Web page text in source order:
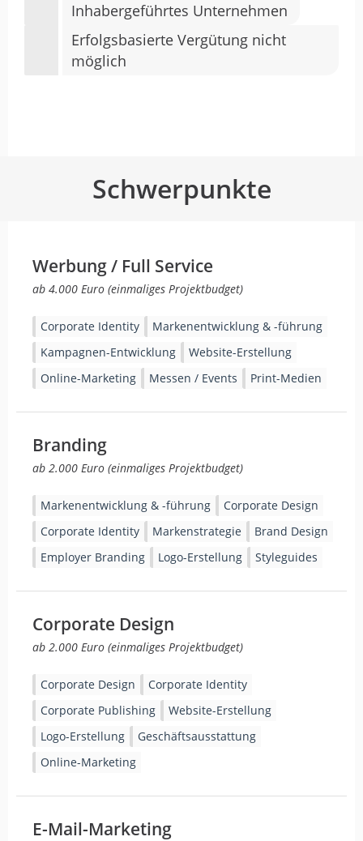
Inhabergeführtes Unternehmen
Erfolgsbasierte Vergütung nicht
möglich
Schwerpunkte
Werbung / Full Service
ab 4.000 Euro (einmaliges Projektbudget)
Corporate Identity
Markenentwicklung & -führung
Kampagnen-Entwicklung
Website-Erstellung
Online-Marketing
Messen / Events Print-Medien
Branding
ab 2.000 Euro (einmaliges Projektbudget)
Markenentwicklung & -führung
Corporate Design
Corporate Identity
Markenstrategie
Brand Design
Employer Branding
Logo-Erstellung Styleguides
Corporate Design
ab 2.000 Euro (einmaliges Projektbudget)
Corporate Design
Corporate Identity
Corporate Publishing
Website-Erstellung
Logo-Erstellung
Geschäftsausstattung
Online-Marketing
E-Mail-Marketing